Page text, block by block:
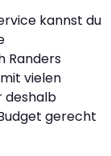
kannst du
Randers
vielen
deshalb
gerecht